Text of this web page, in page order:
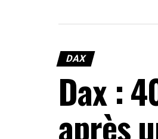
DAX
Dax :
après